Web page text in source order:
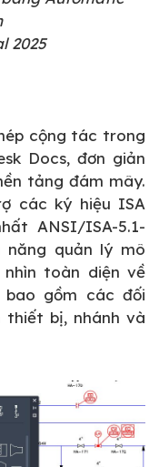
2025
cộng tác trong
Docs, đơn giản
tảng đám mây.
các ký hiệu ISA
ANSI/ISA-5.1-
năng quản lý mô
toàn diện về
gồm các đối
thiết bị, nhánh và